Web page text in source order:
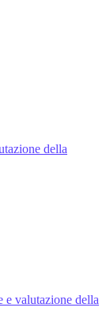
della
e valutazione della